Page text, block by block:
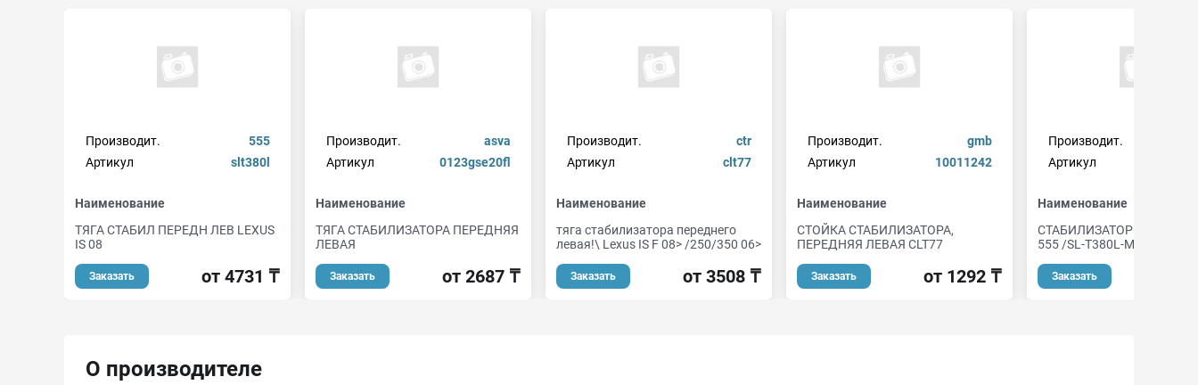
Производит.
555
Артикул
slt380l
Наименование
ТЯГА СТАБИЛ ПЕРЕДН ЛЕВ LEXUS
IS 08
Заказать от 4731 ₸
Производит.
asva
Артикул
0123gse20fl
Наименование
ТЯГА СТАБИЛИЗАТОРА ПЕРЕДНЯЯ
ЛЕВАЯ
Заказать от 2687 ₸
Производит.
ctr
Артикул
clt77
Наименование
тяга стабилизатора переднего
левая!\ Lexus IS F 08> /250/350 06>
Заказать от 3508 ₸
Производит.
gmb
Артикул
10011242
Наименование
СТОЙКА СТАБИЛИЗАТОРА,
ПЕРЕДНЯЯ ЛЕВАЯ CLT77
Заказать от 1292 ₸
Производит.
Артикул
Наименование
СТАБИЛИЗАТОР 48810-
555 /SL-T380L-M
Заказать
О производителе